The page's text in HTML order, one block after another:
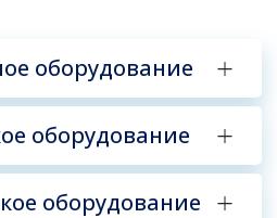
оборудование
оборудование
оборудование